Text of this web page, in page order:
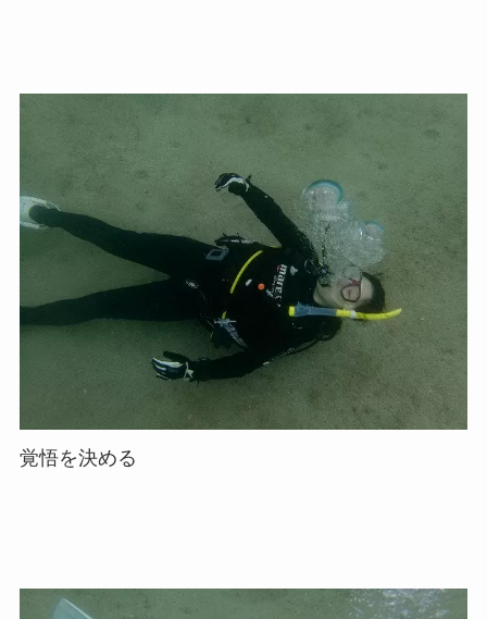
覚悟を決める